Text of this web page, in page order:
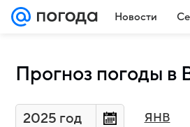
Новости
Прогноз погоды в
2025 год ЯНВ